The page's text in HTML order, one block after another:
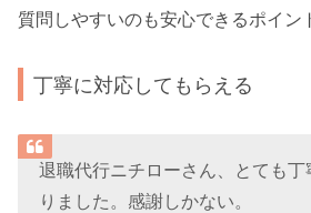
質問しやすいのも安心できるポイン
丁寧に対応してもらえる
退職代行ニチローさん、とても丁
りました。感謝しかない。